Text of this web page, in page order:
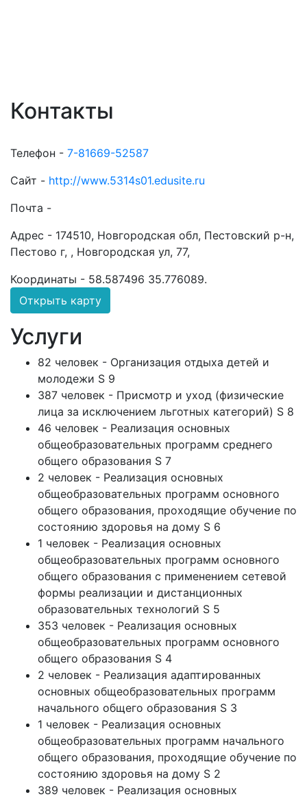
Контакты
Телефон - 7-81669-52587
Сайт - http://www.5314s01.edusite.ru
Почта -
Адрес - 174510, Новгородская обл, Пестовский р-н,
Пестово г, , Новгородская ул, 77,
Координаты - 58.587496 35.776089.
Открыть карту
Услуги
82 человек - Организация отдыха детей и
молодежи S 9
387 человек - Присмотр и уход (физические
лица за исключением льготных категорий) S 8
46 человек - Реализация основных
общеобразовательных программ среднего
общего образования S 7
2 человек - Реализация основных
общеобразовательных программ основного
общего образования, проходящие обучение по
состоянию здоровья на дому S 6
1 человек - Реализация основных
общеобразовательных программ основного
общего образования с применением сетевой
формы реализации и дистанционных
образовательных технологий S 5
353 человек - Реализация основных
общеобразовательных программ основного
общего образования S 4
2 человек - Реализация адаптированных
основных общеобразовательных программ
начального общего образования S 3
1 человек - Реализация основных
общеобразовательных программ начального
общего образования, проходящие обучение по
состоянию здоровья на дому S 2
389 человек - Реализация основных